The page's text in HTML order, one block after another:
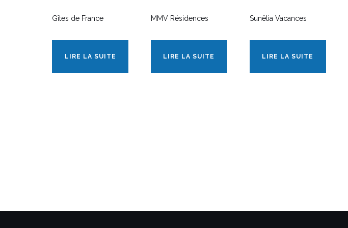
Gîtes de France
LIRE LA SUITE
MMV Résidences
LIRE LA SUITE
Sunêlia Vacances
LIRE LA SUITE